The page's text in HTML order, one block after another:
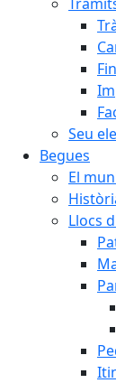
Seu
Begues
El
Llocs